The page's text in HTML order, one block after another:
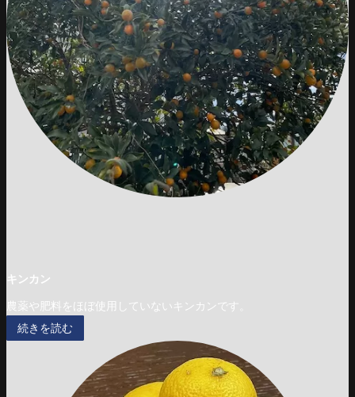
キンカン
農薬や肥料をほぼ使用していないキンカンです。
続きを読む